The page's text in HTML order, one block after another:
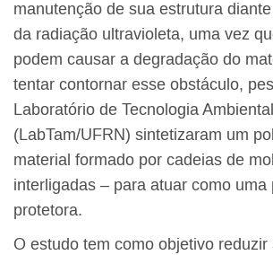
manutenção de sua estrutura
da radiação ultravioleta, uma vez
podem causar a degradação do
tentar contornar esse obstáculo,
Laboratório de Tecnologia
(LabTam/UFRN) sintetizaram um
material formado por cadeias de
interligadas – para atuar como uma
protetora.
O estudo tem como objetivo